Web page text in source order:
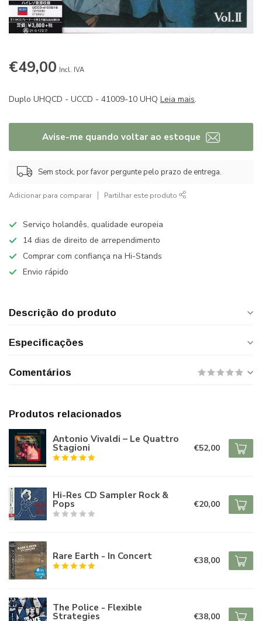
€49,00 Incl. IVA
Duplo UHQCD - UCCD - 41009-10 UHQ Leia mais.
Avise-me quando voltar ao estoque
Sem stock, por favor pergunte pelo prazo de entrega.
Adicionar para comparar Partilhar este produto
Serviço holandês, qualidade europeia
14 dias de direito de arrependimento
Comprar com confiança na Hi-Stands
Envio rápido
Descrição do produto
Especificações
Comentários
Produtos relacionados
Antonio Vivaldi – Le Quattro
Stagioni €52,00
Hi-Res CD Sampler Rock &
Pops €20,00
Rare Earth - In Concert €38,00
The Police - Flexible
Strategies €38,00